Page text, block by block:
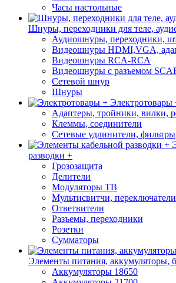
Часы настольные
Шнуры, переходники для теле,
Аудиошнуры, переходники,
Видеошнуры HDMI,VGA,
Видеошнуры RCA-RCA
Видеошнуры с разъемом
Сетевой шнур
Шнуры
Электротовары
Адаптеры, тройники, вилки,
Клеммы, соединители
Сетевые удлинители, фильтры
разводки +
Грозозащита
Делители
Модуляторы ТВ
Мультисвитчи, переключатели
Ответвители
Разъемы, переходники
Розетки
Сумматоры
Элементы питания, аккумуляторы,
Аккумуляторы 18650